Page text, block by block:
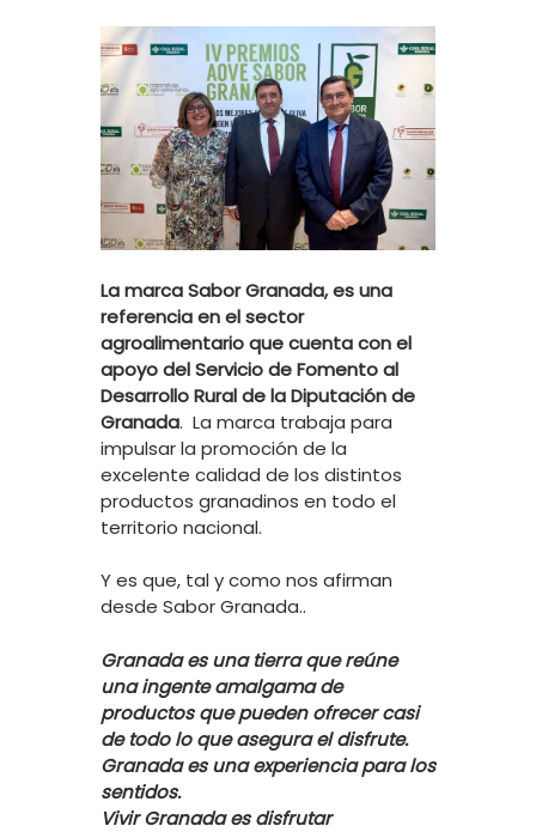
La marca Sabor Granada, es una
referencia en el sector
agroalimentario que cuenta con el
apoyo del Servicio de Fomento al
Desarrollo Rural de la Diputación de
Granada. La marca trabaja para
impulsar la promoción de la
excelente calidad de los distintos
productos granadinos en todo el
territorio nacional.
Y es que, tal y como nos afirman
desde Sabor Granada..
Granada es una tierra que reúne
una ingente amalgama de
productos que pueden ofrecer casi
de todo lo que asegura el disfrute.
Granada es una experiencia para los
sentidos.
Vivir Granada es disfrutar